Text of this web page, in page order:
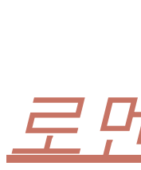
로